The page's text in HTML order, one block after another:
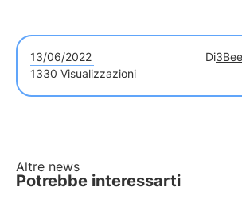
13/06/2022 Di
1330 Visualizzazioni
Altre news
Potrebbe interessarti